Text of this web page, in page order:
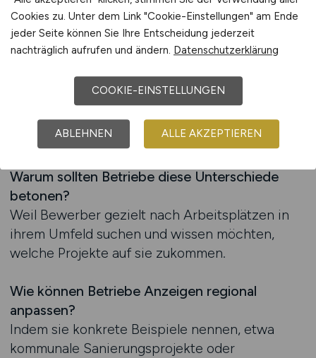
Neubauprojekte und Großanlagen
• Ländliche Regionen: Schwerpunkt auf
Reparaturen, Modernisierungen und kleineren
• Süddeutschland: Hoher Bedarf bei
industriellen Anlagen und Energieprojekten
• Norddeutschland: Zunehmender Ausbau
erneuerbarer Energien und Fernwärmeleitungen
Warum sollten Betriebe diese Unterschiede
betonen?
Weil Bewerber gezielt nach Arbeitsplätzen in
ihrem Umfeld suchen und wissen möchten,
welche Projekte auf sie zukommen.
Wie können Betriebe Anzeigen regional
anpassen?
Indem sie konkrete Beispiele nennen, etwa
kommunale Sanierungsprojekte oder
Cookies zu. Unter dem Link "Cookie-Einstellungen" am Ende
jeder Seite können Sie Ihre Entscheidung jederzeit
nachträglich aufrufen und ändern. Datenschutzerklärung
COOKIE-EINSTELLUNGEN
ABLEHNEN ALLE AKZEPTIEREN